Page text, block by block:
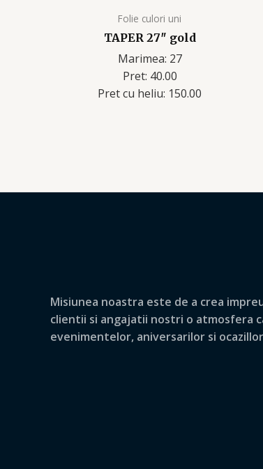
Folie culori uni
TAPER 27″ gold
Marimea: 27
Pret: 40.00
Pret cu heliu: 150.00
Misiunea noastra este de a crea
clientii si angajatii nostri o atmosfera
evenimentelor, aniversarilor si